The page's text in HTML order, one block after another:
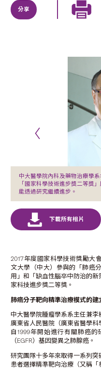
分享
中大醫學院內科及藥物治療學
「國家科學技術進步獎二等獎
能透過研究繼續進步。
2017年度國家科學技術獎勵大
文大學（中大）參與的「肺癌
用」和「缺血性腦卒中防治的
家科技進步獎二等獎。
肺癌分子靶向精準治療模式的建
中大醫學院腫瘤學系系主任兼
廣東省人民醫院（廣東省醫學科
自1999年開始進行有關肺癌
（EGFR）基因變異之肺腺癌。
研究團隊十多年來取得一系列
患者選擇精準靶向治療（又稱